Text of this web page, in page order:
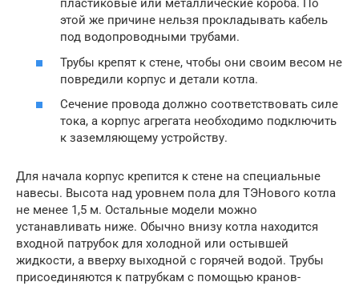
пластиковые или металлические короба. По
этой же причине нельзя прокладывать кабель
под водопроводными трубами.
Трубы крепят к стене, чтобы они своим весом не
повредили корпус и детали котла.
Сечение провода должно соответствовать силе
тока, а корпус агрегата необходимо подключить
к заземляющему устройству.
Для начала корпус крепится к стене на специальные
навесы. Высота над уровнем пола для ТЭНового котла
не менее 1,5 м. Остальные модели можно
устанавливать ниже. Обычно внизу котла находится
входной патрубок для холодной или остывшей
жидкости, а вверху выходной с горячей водой. Трубы
присоединяются к патрубкам с помощью кранов-